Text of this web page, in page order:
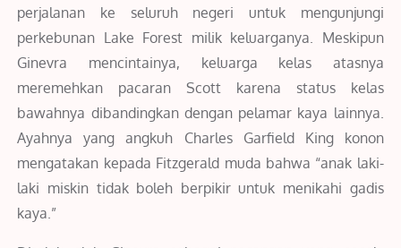
perjalanan ke seluruh negeri untuk mengunjungi
perkebunan Lake Forest milik keluarganya. Meskipun
Ginevra mencintainya, keluarga kelas atasnya
meremehkan pacaran Scott karena status kelas
bawahnya dibandingkan dengan pelamar kaya lainnya.
Ayahnya yang angkuh Charles Garfield King konon
mengatakan kepada Fitzgerald muda bahwa “anak laki-
laki miskin tidak boleh berpikir untuk menikahi gadis
kaya.”